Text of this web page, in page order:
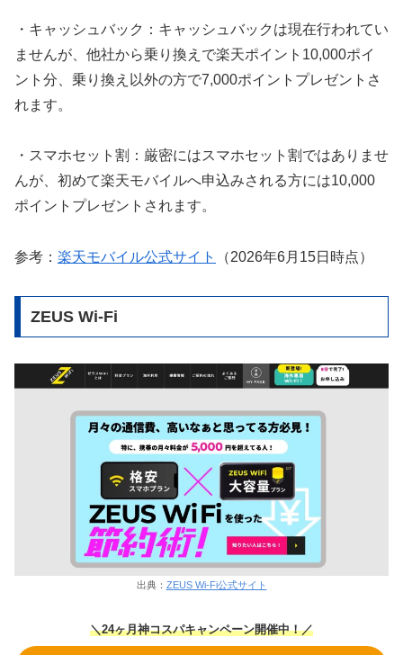
・キャッシュバック：キャッシュバックは現在行われてい
ませんが、他社から乗り換えで楽天ポイント10,000ポイ
ント分、乗り換え以外の方で7,000ポイントプレゼントさ
れます。
・スマホセット割：厳密にはスマホセット割ではありませ
んが、初めて楽天モバイルへ申込みされる方には10,000
ポイントプレゼントされます。
参考： 楽天モバイル公式サイト （2026年6月15日時点）
ZEUS Wi-Fi
出典： ZEUS Wi-Fi公式サイト
＼24ヶ月神コスパキャンペーン開催中！／